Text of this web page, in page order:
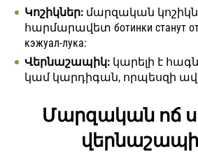
Կոշիկներ: մարզական
հարմարավետ ботинки станут
кэжуал-лука:
Վերնաշապիկ: կարելի է
կամ կարդիգան, որպեսզի
Մարզական ոճ